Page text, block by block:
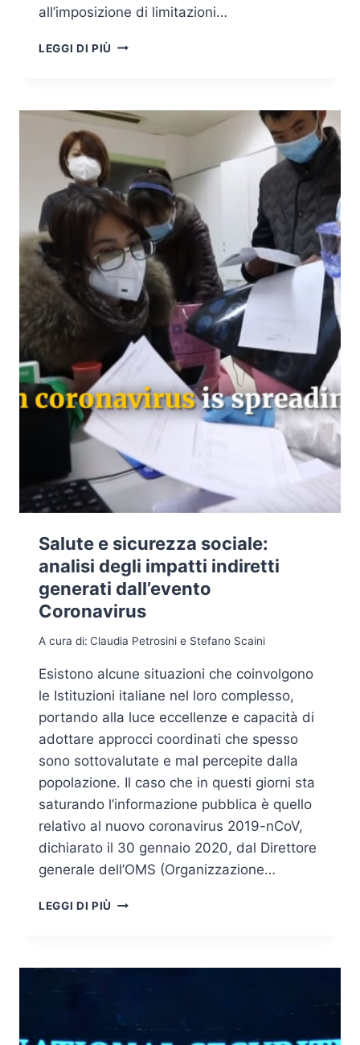
all’imposizione di limitazioni…
LEGGI DI PIÙ NUOVE
SETTORE
SICUREZZA
DIFESA
ALLA
LUCE
DELL’ATTUALE
CRISI
PANDEMICA
Salute e sicurezza sociale:
analisi degli impatti indiretti
generati dall’evento
Coronavirus
A cura di: Claudia Petrosini e Stefano Scaini
Esistono alcune situazioni che coinvolgono
le Istituzioni italiane nel loro complesso,
portando alla luce eccellenze e capacità di
adottare approcci coordinati che spesso
sono sottovalutate e mal percepite dalla
popolazione. Il caso che in questi giorni sta
saturando l’informazione pubblica è quello
relativo al nuovo coronavirus 2019-nCoV,
dichiarato il 30 gennaio 2020, dal Direttore
generale dell’OMS (Organizzazione…
LEGGI DI PIÙ SALUTE
ANALISI
INDIRETTI
GENERATI